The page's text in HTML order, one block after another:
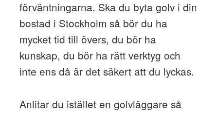
förväntningarna. Ska du byta golv i din
bostad i Stockholm så bör du ha
mycket tid till övers, du bör ha
kunskap, du bör ha rätt verktyg och
inte ens då är det säkert att du lyckas.
Anlitar du istället en golvläggare så